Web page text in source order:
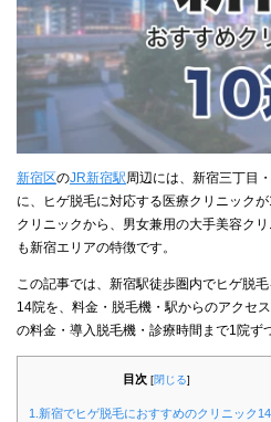
新宿区のJR新宿駅周辺には、新宿三丁目
に、ヒゲ脱毛に対応する医療クリニック
クリニックから、男女兼用の大手美容ク
も新宿エリアの特徴です。
この記事では、新宿駅徒歩圏内でヒゲ脱
14院を、料金・脱毛機・駅からのアクセ
の料金・導入脱毛機・診療時間まで1院ず
目次 [閉じる]
1.新宿でヒゲ脱毛におすすめのクリニック